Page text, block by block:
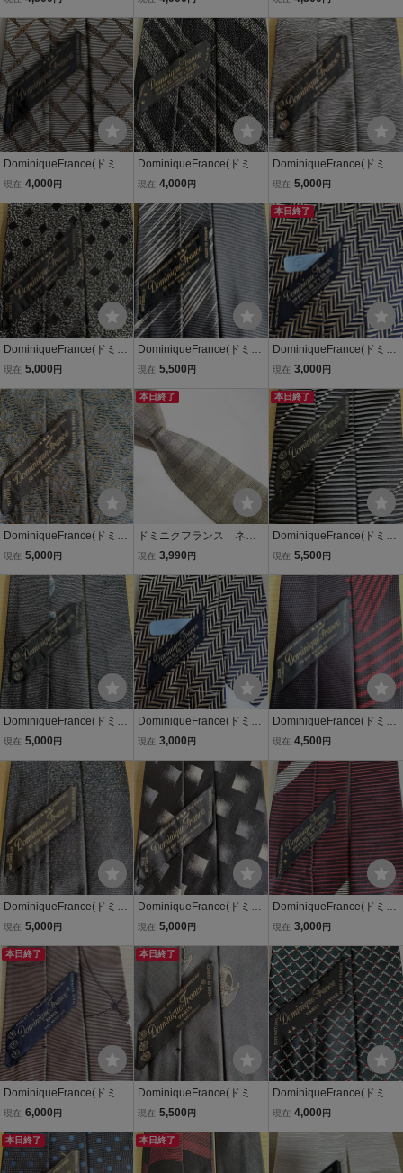
DominiqueFrance(ドミニ
クフランス) ベージュ茶チ
現在 4,000 円
DominiqueFrance(ドミニ
クフランス) 黒グレースト
現在 4,000 円
DominiqueFrance(ドミニ
クフランス)黒グレー紋章
現在 5,000 円
DominiqueFrance(ドミニ
クフランス)黒ミクロスク
現在 5,000 円
DominiqueFrance(ドミニ
クフランス)灰色シルバー
現在 5,500 円
本日終了
DominiqueFrance(ドミニ
クフランス)②紺色ゴール
現在 3,000 円
DominiqueFrance(ドミニ
クフランス)紺色ゴールド
現在 5,000 円
本日終了
ドミニクフランス ネク
タイ
現在 3,990 円
本日終了
DominiqueFrance(ドミニ
クフランス)黒グレーブラ
イ
現在 5,500 円
DominiqueFrance(ドミニ
クフランス)グレー鷲模様
現在 5,000 円
DominiqueFrance(ドミニ
クフランス)①黒紺色ゴー
現在 3,000 円
DominiqueFrance(ドミニ
クフランス)黒赤線模様ネ
現在 4,500 円
DominiqueFrance(ドミニ
クフランス)黒マルチカラ
現在 5,000 円
DominiqueFrance(ドミニ
クフランス)黒かすれ四角
現在 5,000 円
DominiqueFrance(ドミニ
クフランス) 黒赤線シルバ
現在 3,000 円
本日終了
DominiqueFrance(ドミニ
クフランス)茶色紐模様ネ
現在 6,000 円
本日終了
DominiqueFrance(ドミニ
クフランス)グレー神獣模
現在 5,500 円
DominiqueFrance(ドミニ
クフランス) 緑白赤格子ネ
現在 4,000 円
本日終了 本日終了